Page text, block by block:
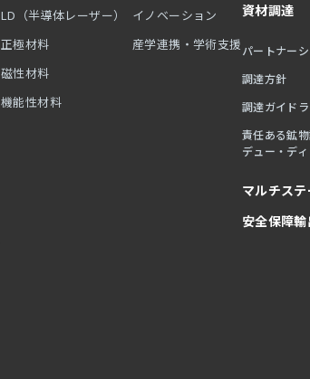
LD（半導体レーザー）
正極材料
磁性材料
機能性材料
イノベーション
産学連携・学術支援
資材調達
パートナー
調達方針
調達ガイド
責任ある鉱
デュー・デ
マルチス
安全保障